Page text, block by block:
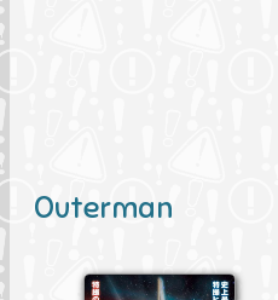
Outerman